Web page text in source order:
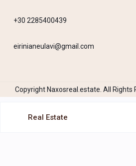
+30 2285400439
eirinianeulavi@gmail.com
Copyright Naxosreal.estate. All Rights
Real Estate